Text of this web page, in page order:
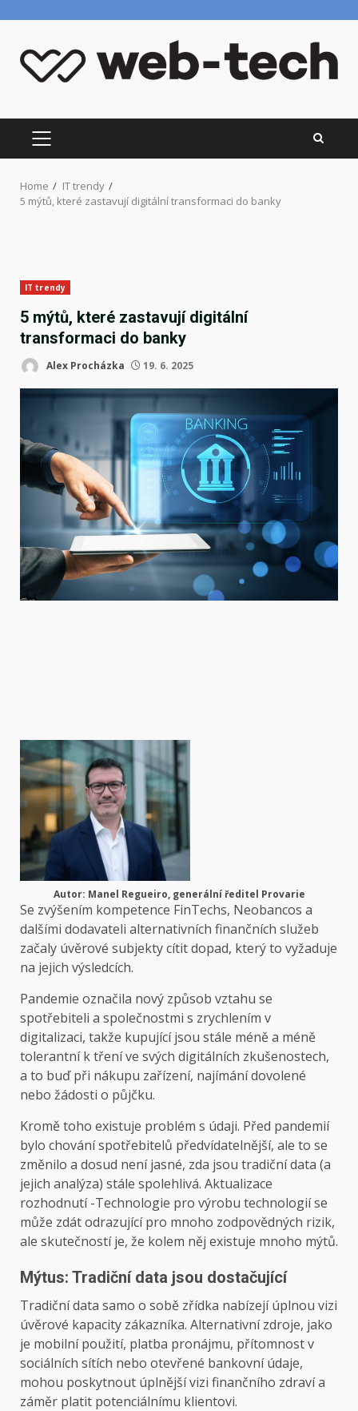
content
PRIMARY
MENU
Home
IT trendy
5 mýtů, které zastavují digitální transformaci do banky
IT trendy
5 mýtů, které zastavují digitální
transformaci do banky
Alex Procházka 19. 6. 2025
Autor: Manel Regueiro, generální ředitel Provarie
Se zvýšením kompetence FinTechs, Neobancos a
dalšími dodavateli alternativních finančních služeb
začaly úvěrové subjekty cítit dopad, který to vyžaduje
na jejich výsledcích.
Pandemie označila nový způsob vztahu se
spotřebiteli a společnostmi s zrychlením v
digitalizaci, takže kupující jsou stále méně a méně
tolerantní k tření ve svých digitálních zkušenostech,
a to buď při nákupu zařízení, najímání dovolené
nebo žádosti o půjčku.
Kromě toho existuje problém s údaji. Před pandemií
bylo chování spotřebitelů předvídatelnější, ale to se
změnilo a dosud není jasné, zda jsou tradiční data (a
jejich analýza) stále spolehlivá. Aktualizace
rozhodnutí -Technologie pro výrobu technologií se
může zdát odrazující pro mnoho zodpovědných rizik,
ale skutečností je, že kolem něj existuje mnoho mýtů.
Mýtus: Tradiční data jsou dostačující
Tradiční data samo o sobě zřídka nabízejí úplnou vizi
úvěrové kapacity zákazníka. Alternativní zdroje, jako
je mobilní použití, platba pronájmu, přítomnost v
sociálních sítích nebo otevřené bankovní údaje,
mohou poskytnout úplnější vizi finančního zdraví a
záměr platit potenciálnímu klientovi.